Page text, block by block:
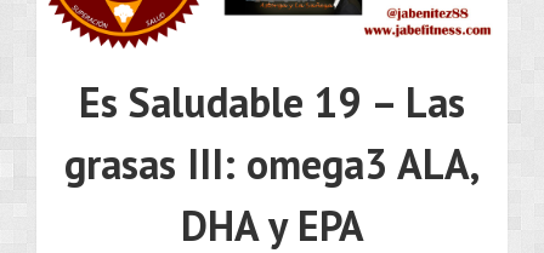
Es Saludable 19 – Las
grasas III: omega3 ALA,
DHA y EPA